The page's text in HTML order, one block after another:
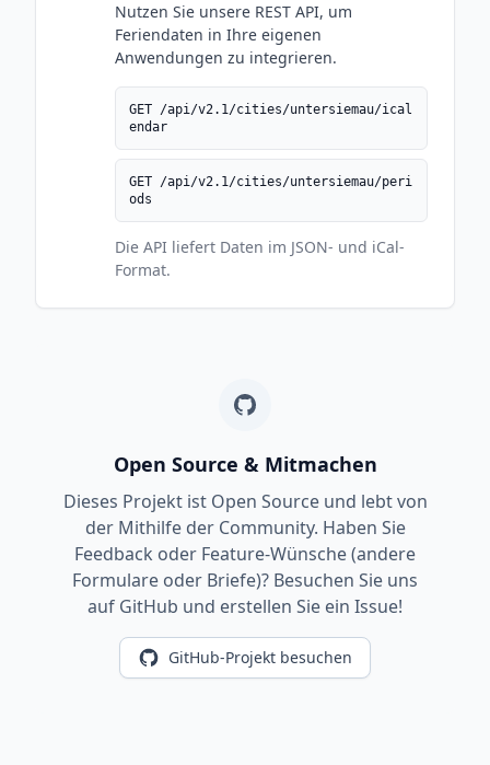
Nutzen Sie unsere REST API, um
Feriendaten in Ihre eigenen
Anwendungen zu integrieren.
GET /api/v2.1/cities/untersiemau/ical
endar
GET /api/v2.1/cities/untersiemau/peri
ods
Die API liefert Daten im JSON- und iCal-
Format.
Open Source & Mitmachen
Dieses Projekt ist Open Source und lebt von
der Mithilfe der Community. Haben Sie
Feedback oder Feature-Wünsche (andere
Formulare oder Briefe)? Besuchen Sie uns
auf GitHub und erstellen Sie ein Issue!
GitHub-Projekt besuchen